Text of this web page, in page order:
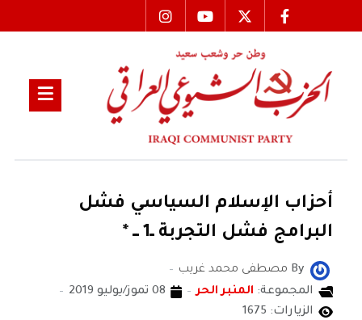
أحزاب الإسلام السياسي فشل
البرامج فشل التجربة ــ1 ـــ *
By مصطفى محمد غريب
المجموعة: المنبر الحر
08 تموز/يوليو 2019
الزيارات: 1675